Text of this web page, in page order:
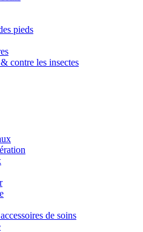
pieds
contre les insectes
de soins